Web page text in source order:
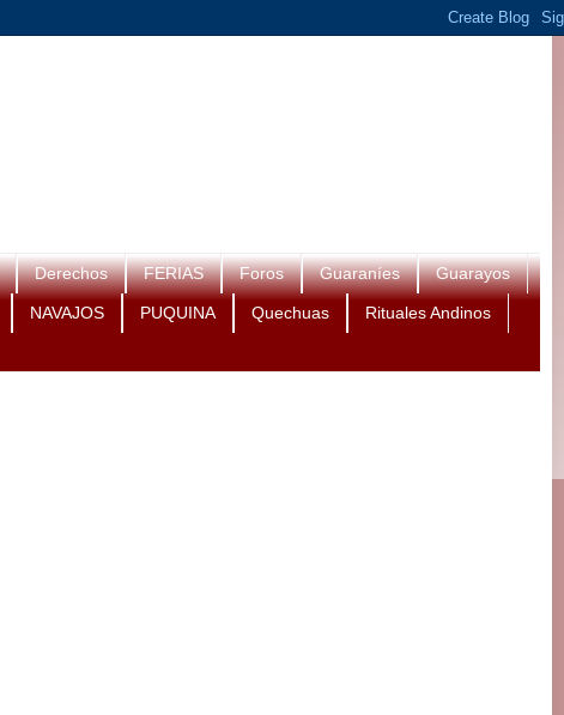
Derechos FERIAS Foros Guaraníes Guarayos
NAVAJOS PUQUINA Quechuas Rituales Andinos